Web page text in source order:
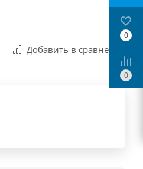
Добавить в сравнения
0
0